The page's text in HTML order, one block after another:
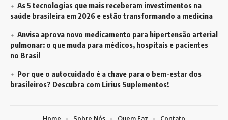
As 5 tecnologias que mais receberam investimentos na
saúde brasileira em 2026 e estão transformando a medicina
Anvisa aprova novo medicamento para hipertensão arterial
pulmonar: o que muda para médicos, hospitais e pacientes
no Brasil
Por que o autocuidado é a chave para o bem-estar dos
brasileiros? Descubra com Lirius Suplementos!